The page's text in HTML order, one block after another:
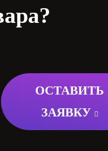
ОСТАВИТЬ
ЗАЯВКУ